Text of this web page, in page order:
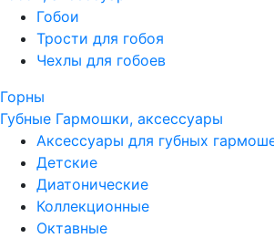
Гобои
Трости для гобоя
Чехлы для гобоев
Горны
Губные Гармошки, аксессуары
Аксессуары для губных
Детские
Диатонические
Коллекционные
Октавные